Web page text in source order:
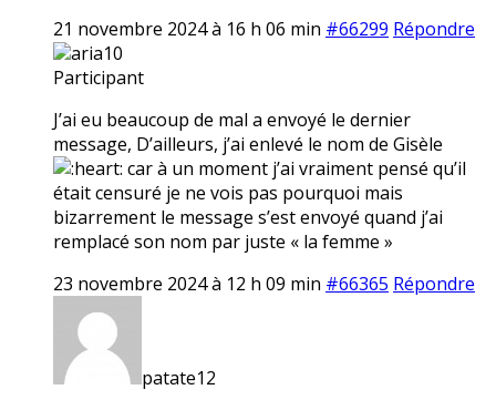
21 novembre 2024 à 16 h 06 min #66299 Répondre
aria10
Participant
J’ai eu beaucoup de mal a envoyé le dernier
message, D’ailleurs, j’ai enlevé le nom de Gisèle
car à un moment j’ai vraiment pensé qu’il
était censuré je ne vois pas pourquoi mais
bizarrement le message s’est envoyé quand j’ai
remplacé son nom par juste « la femme »
23 novembre 2024 à 12 h 09 min #66365 Répondre
patate12